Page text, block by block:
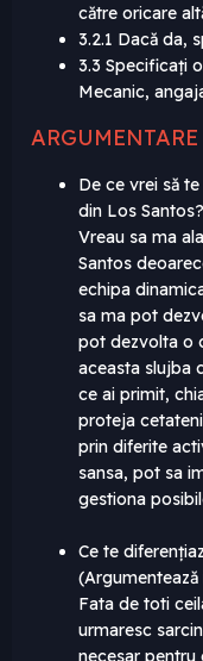
către oricare
3.2.1 Dacă da,
3.3 Specificați
Mecanic,
De ce vrei să
din Los
Vreau sa ma
Santos
echipa
sa ma pot
pot dezvolta o
aceasta slujba
ce ai primit,
proteja
prin diferite
sansa, pot sa
gestiona
Ce te
Fata de toti
urmaresc
necesar pentru